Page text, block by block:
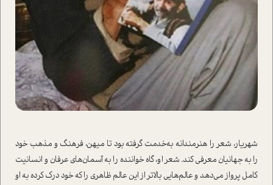
شهریار، شعر را هنرمندانه به‌خدمت گرفته بود تا میهن، فرهنگ و مذهب خود
را به جهانیان معرفی کند. شعر او، گاه خواننده را به آسمان‏‌های عرفان و انسانیت
کامل پرواز می‌دهد و عالم‏‌هایی بالاتر از این عالم ظاهری را که خود درک کرده به او